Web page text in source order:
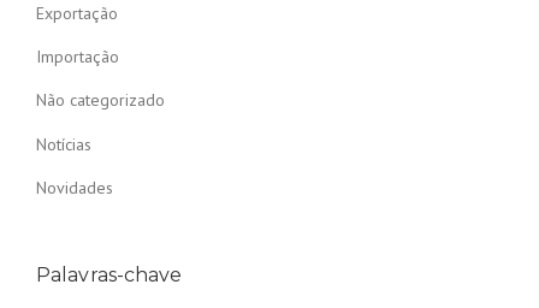
Exportação
Importação
Não categorizado
Notícias
Novidades
Palavras-chave